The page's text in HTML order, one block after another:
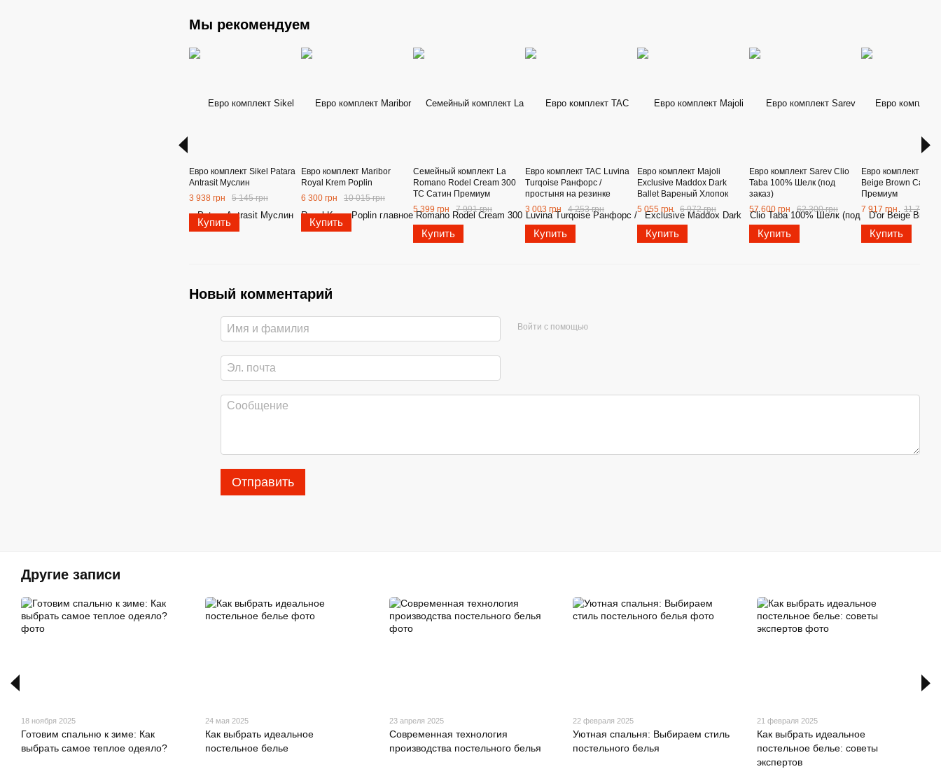
Мы рекомендуем
Евро комплект Sikel Patara
Antrasit Муслин
3 938 грн
5 145 грн
Купить
Евро комплект Maribor
Royal Krem Poplin
6 300 грн
10 015 грн
Купить
Семейный комплект La
Romano Rodel Cream 300
TC Сатин Премиум
5 399 грн
7 991 грн
Купить
Евро комплект TAC Luvina
Turqoise Ранфорс /
простыня на резинке
3 003 грн
4 253 грн
Купить
Евро комплект Majoli
Exclusive Maddox Dark
Ballet Вареный Хлопок
5 055 грн
6 972 грн
Купить
Евро комплект Sarev Clio
Taba 100% Шелк (под
заказ)
57 600 грн
62 300 грн
Купить
Евро комплект
Beige Brown Сатин
Премиум
7 917 грн
11 708
Купить
Новый комментарий
Войти с помощью
Отправить
Другие записи
18 ноября 2025
Готовим спальню к зиме: Как
выбрать самое теплое одеяло?
24 мая 2025
Как выбрать идеальное
постельное белье
23 апреля 2025
Современная технология
производства постельного белья
22 февраля 2025
Уютная спальня: Выбираем стиль
постельного белья
21 февраля 2025
Как выбрать идеальное
постельное белье: советы
экспертов